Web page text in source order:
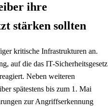
ihre
stärken sollten
kritische Infrastrukturen an.
auf die das IT-Sicherheitsgesetz
Neben weiteren
spätestens bis zum 1. Mai
zur Angriffserkennung